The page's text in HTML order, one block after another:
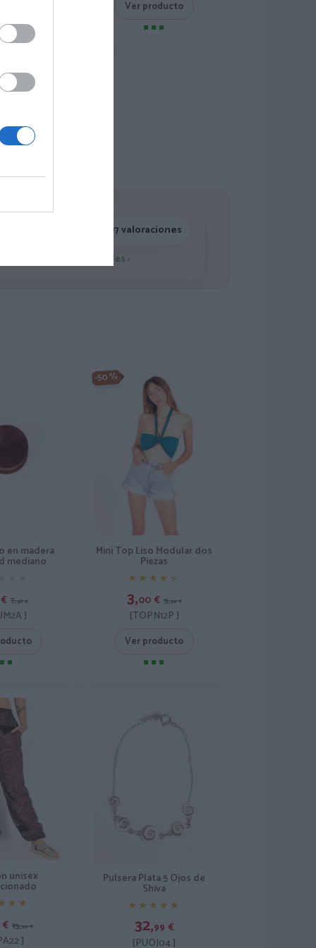
Ver producto
4,7/5 · 1.197 valoraciones
Ver detalles ›
en madera
mediano
€ 7,50 €
]
-50%
Mini Top Liso Modular dos
Piezas
★★★★★
★★★★★
3,00 € 5,99 €
[TOPN12P ]
Ver producto
unisex
€ 15,99 €
]
Pulsera Plata 5 Ojos de
Shiva
★★★★★
★★★★★
32,99 €
[PUOJ04 ]